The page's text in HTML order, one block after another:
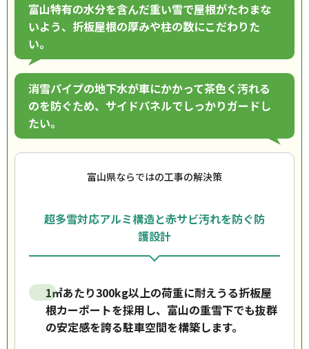
富山特有の水分を含んだ重い雪で屋根がたわまな
いよう、折板屋根の厚みや柱の数にこだわりた
い。
消雪パイプの地下水が車にかかって茶色く汚れる
のを防ぐため、サイドパネルでしっかりガードし
たい。
富山県ならではの工事の解決策
超多雪対応アルミ構造と赤サビ汚れを防ぐ防
護設計
1㎡あたり300kg以上の荷重に耐えうる折板屋
根カーポートを採用し、富山の重雪下でも抜群
の安定感を誇る駐車空間を構築します。